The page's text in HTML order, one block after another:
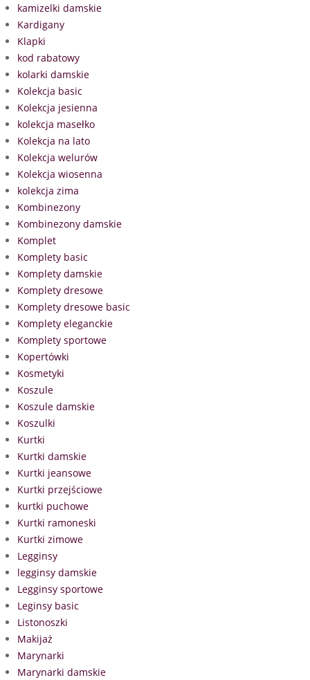
kamizelki damskie
Kardigany
Klapki
kod rabatowy
kolarki damskie
Kolekcja basic
Kolekcja jesienna
kolekcja masełko
Kolekcja na lato
Kolekcja welurów
Kolekcja wiosenna
kolekcja zima
Kombinezony
Kombinezony damskie
Komplet
Komplety basic
Komplety damskie
Komplety dresowe
Komplety dresowe basic
Komplety eleganckie
Komplety sportowe
Kopertówki
Kosmetyki
Koszule
Koszule damskie
Koszulki
Kurtki
Kurtki damskie
Kurtki jeansowe
Kurtki przejściowe
kurtki puchowe
Kurtki ramoneski
Kurtki zimowe
Legginsy
legginsy damskie
Legginsy sportowe
Leginsy basic
Listonoszki
Makijaż
Marynarki
Marynarki damskie